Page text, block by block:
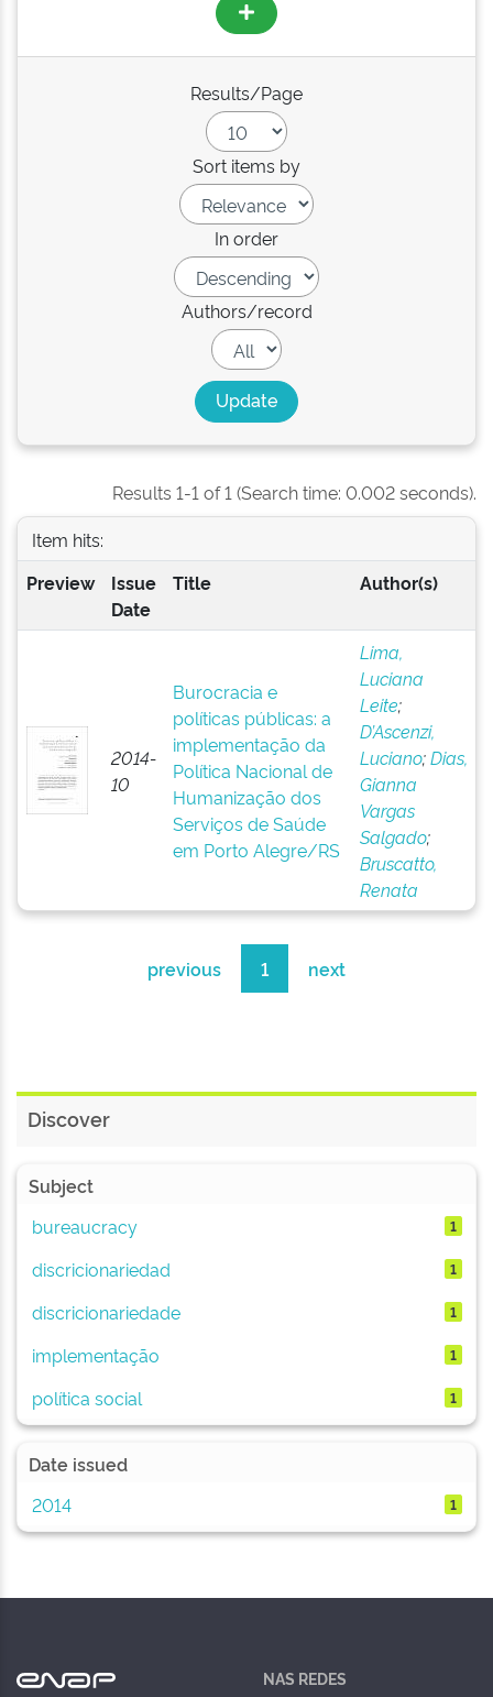
Results/Page
Sort items by
In order
Authors/record
Results 1-1 of 1 (Search time: 0.002 seconds).
Item hits:
Preview
Issue
Date
Title Author(s)
2014-
10
Burocracia e
políticas públicas: a
implementação da
Política Nacional de
Humanização dos
Serviços de Saúde
em Porto Alegre/RS
Lima,
Luciana
Leite;
D’Ascenzi,
Luciano;Dias,
Gianna
Vargas
Salgado;
Bruscatto,
Renata
previous 1 next
Discover
Subject
bureaucracy
1
discricionariedad 1
discricionariedade 1
implementação 1
política social 1
Date issued
2014
1
NAS REDES